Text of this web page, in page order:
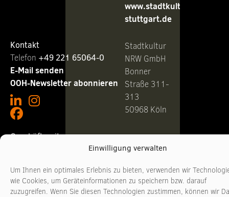
Einwilligung verwalten
Um Ihnen ein optimales Erlebnis zu bieten, verwenden wir
wie Cookies, um Geräteinformationen zu speichern bzw. darauf
zuzugreifen. Wenn Sie diesen Technologien zustimmen, können wir
Kontakt
Telefon ‭ +49 221 65064-0
E-Mail senden
OOH-Newsletter abonnieren
Geschäftszeiten
10:00 - 17:00 Uhr
Freitag 10:00 - 16:00 Uhr
www.stadtkultur-
stuttgart.de
Stadtkultur
NRW GmbH
Bonner
Straße 311-
313
50968 Köln
221
www.stadtkultur-
nrw.de